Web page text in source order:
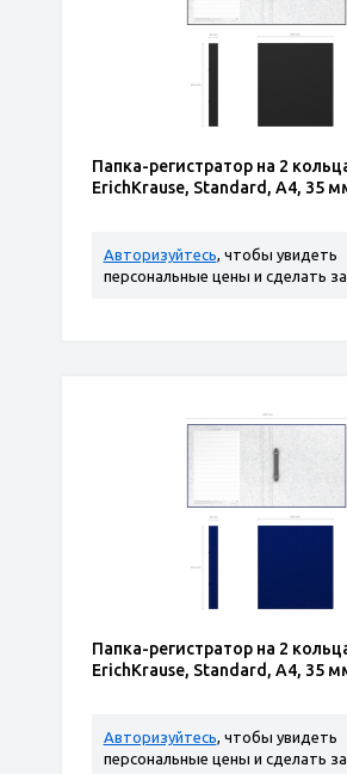
Папка-регистратор на 2
ErichKrause, Standard, А4, 35
Авторизуйтесь, чтобы увидеть
персональные цены и сделать
Папка-регистратор на 2
ErichKrause, Standard, А4, 35
Авторизуйтесь, чтобы увидеть
персональные цены и сделать